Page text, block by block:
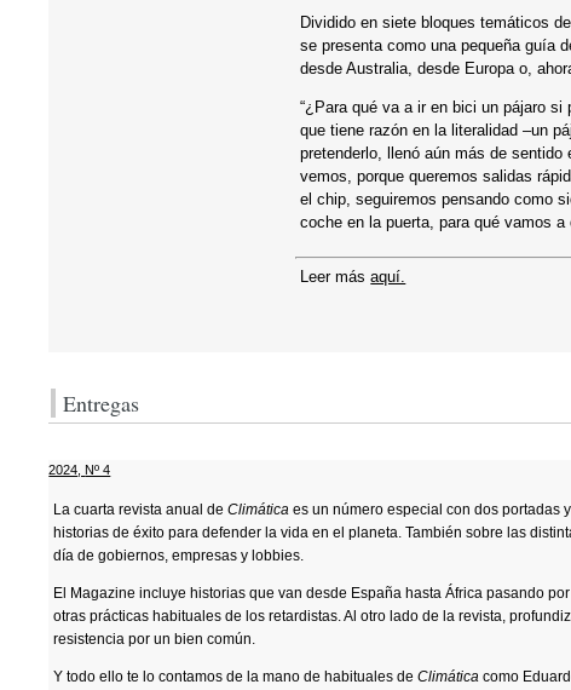
Dividido en siete bloques temáticos
se presenta como una pequeña guía
desde Australia, desde Europa o,
“¿Para qué va a ir en bici un pájaro
que tiene razón en la literalidad –un
pretenderlo, llenó aún más de
vemos, porque queremos salidas
el chip, seguiremos pensando como
coche en la puerta, para qué vamos
Leer másaquí.
Entregas
2024 ,Nº 4
La cuarta revista anual deClimática es un número especial con dos portadas
historias de éxito para defender la vida en el planeta. También sobre las
día de gobiernos, empresas y lobbies.
El Magazine incluye historias que van desde España hasta África pasando
otras prácticas habituales de los retardistas. Al otro lado de la revista,
resistencia por un bien común.
Y todo ello te lo contamos de la mano de habituales deClimática como